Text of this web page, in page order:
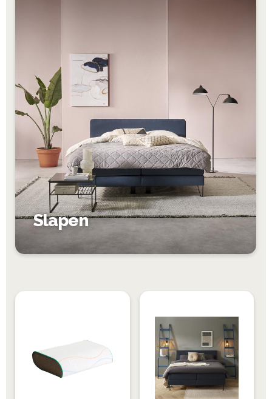
Slapen